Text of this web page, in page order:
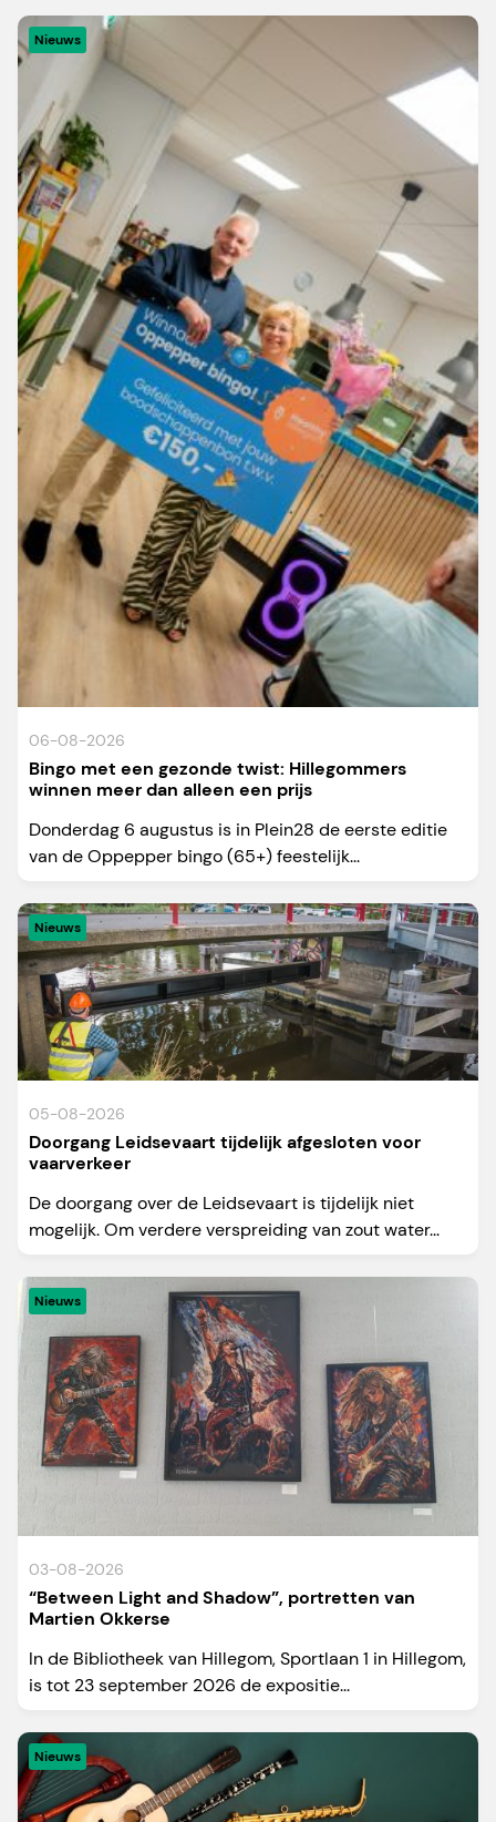
Nieuws
06-08-2026
Bingo met een gezonde twist: Hillegommers
winnen meer dan alleen een prijs
Donderdag 6 augustus is in Plein28 de eerste editie
van de Oppepper bingo (65+) feestelijk...
Nieuws
05-08-2026
Doorgang Leidsevaart tijdelijk afgesloten voor
vaarverkeer
De doorgang over de Leidsevaart is tijdelijk niet
mogelijk. Om verdere verspreiding van zout water...
Nieuws
03-08-2026
“Between Light and Shadow”, portretten van
Martien Okkerse
In de Bibliotheek van Hillegom, Sportlaan 1 in Hillegom,
is tot 23 september 2026 de expositie...
Nieuws